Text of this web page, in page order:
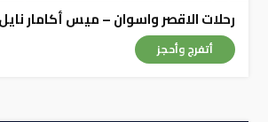
رحلات الاقصر واسوان – ميس أكامار
أتفرج وأحجز